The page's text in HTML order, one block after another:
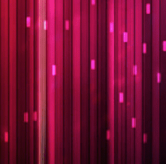
Exporter les lignes sélectionnées
Exporter toutes les colonnes
Exporter uniquement les
Menu
Planning
Description des activités
S'inscrire